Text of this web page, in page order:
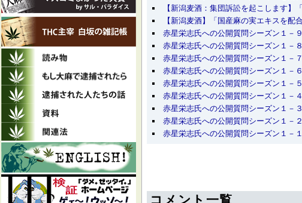
【新潟麦酒：集団訴訟を起こします
【新潟麦酒】「国産麻の実エキスを
赤星栄志氏への公開質問シーズン１
赤星栄志氏への公開質問シーズン１
赤星栄志氏への公開質問シーズン１－
赤星栄志氏への公開質問シーズン１
赤星栄志氏への公開質問シーズン１－
赤星栄志氏への公開質問シーズン１
赤星栄志氏への公開質問シーズン１－
赤星栄志氏への公開質問シーズン１
赤星栄志氏への公開質問シーズン１